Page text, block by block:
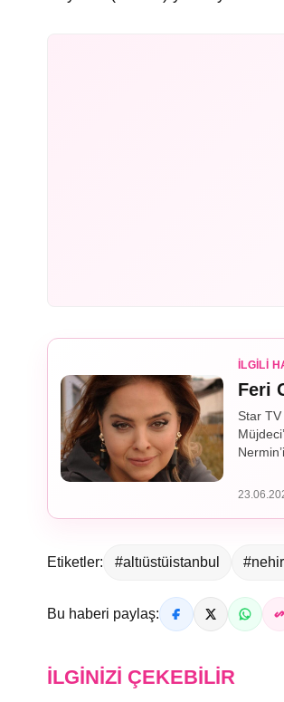
İLGILI
Feri
Star TV
Etiketler: #altıüstüistanbul
Bu haberi paylaş:
İLGINIZI ÇEKEBILIR